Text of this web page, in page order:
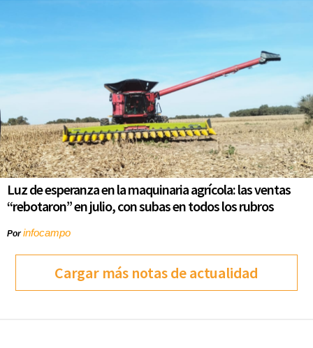
Luz de esperanza en la maquinaria agrícola: las ventas
“rebotaron” en julio, con subas en todos los rubros
Porinfocampo
Cargar más notas de actualidad